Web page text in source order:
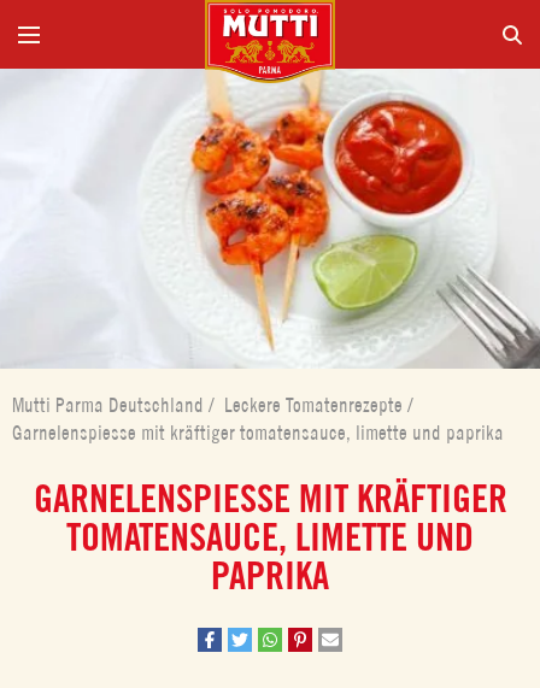
Mutti Parma Deutschland / Leckere Tomatenrezepte /
Garnelenspiesse mit kräftiger tomatensauce, limette und paprika
GARNELENSPIESSE MIT KRÄFTIGER
TOMATENSAUCE, LIMETTE UND
PAPRIKA